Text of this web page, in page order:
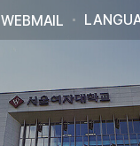
WEBMAIL